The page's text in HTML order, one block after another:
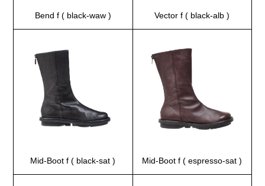
Bend f ( black-waw ) Vector f ( black-alb )
Mid-Boot f ( black-sat ) Mid-Boot f ( espresso-sat )